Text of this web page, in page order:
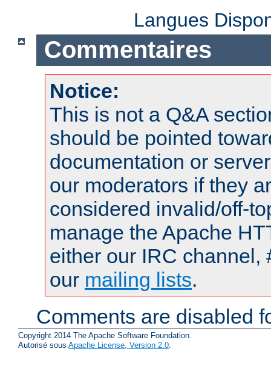
Langues
Commentaires
Notice:
This is not a Q&A
should be pointed
documentation or
our moderators if they
considered invalid/off-
manage the Apache
either our IRC channel,
our mailing lists.
Comments are disabled
Copyright 2014 The Apache Software Foundation.
Autorisé sous Apache License, Version 2.0